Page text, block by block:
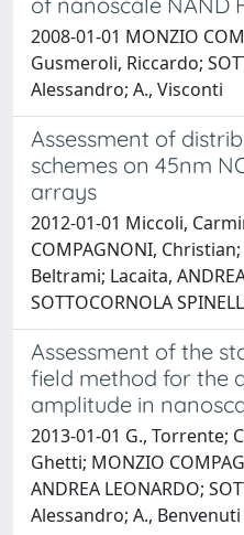
2008-01-01 MONZIO
Gusmeroli, Riccardo;
Alessandro; A., Visconti
Assessment of
schemes on 45nm
arrays
2012-01-01 Miccoli,
COMPAGNONI,
Beltrami; Lacaita,
SOTTOCORNOLA
Assessment of the
field method for the
amplitude in
2013-01-01 G., Torrente;
Ghetti; MONZIO
ANDREA LEONARDO;
Alessandro; A., Benvenuti